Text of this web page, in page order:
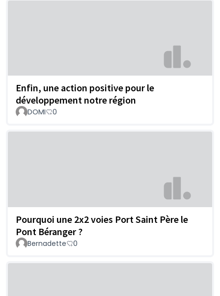
Enfin, une action positive pour le
développement notre région
DOMI 0
Pourquoi une 2x2 voies Port Saint Père le
Pont Béranger ?
Bernadette 0